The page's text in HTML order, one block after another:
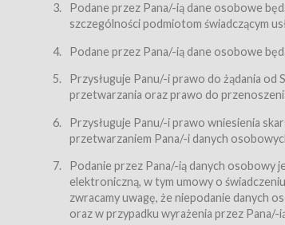
przetwarzania przez Usługodawcę
Usługodawca świadczy w
dnia 18 lipca 2002 r. o świadczeniu usług
nieodpłatnie.
usługę przeglądania i odczytywania
usługę newsletter,
usługę zawierania na odległość
usługę zawierania na odległość
Usługodawca świadczy Usługi drogą
(Dz.U. z 2002 r., Nr 144, poz. 1204, z
Podane przez Pana/-ią dane osobowe
szczególności podmiotom świadczącym
Podane przez Pana/-ią dane osobowe
Przysługuje Panu/-i prawo do żądania
przetwarzania oraz prawo do
Przysługuje Panu/-i prawo wniesienia
przetwarzaniem Pana/-i danych
Podanie przez Pana/-ią danych osobowy
elektroniczną, w tym umowy o
zwracamy uwagę, że niepodanie danych
oraz w przypadku wyrażenia przez